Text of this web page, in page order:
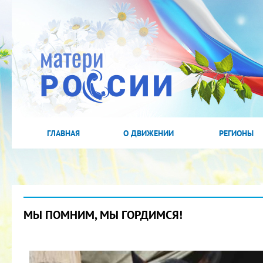
ГЛАВНАЯ О ДВИЖЕНИИ РЕГИОНЫ
МЫ ПОМНИМ, МЫ ГОРДИМСЯ!